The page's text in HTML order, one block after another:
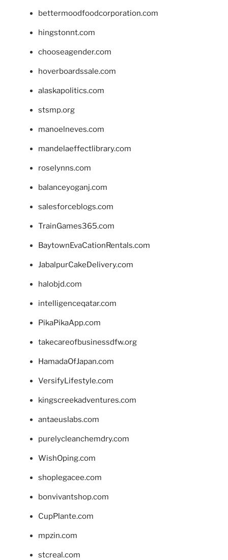
bettermoodfoodcorporation.com
hingstonnt.com
chooseagender.com
hoverboardssale.com
alaskapolitics.com
stsmp.org
manoelneves.com
mandelaeffectlibrary.com
roselynns.com
balanceyoganj.com
salesforceblogs.com
TrainGames365.com
BaytownEvaCationRentals.com
JabalpurCakeDelivery.com
halobjd.com
intelligenceqatar.com
PikaPikaApp.com
takecareofbusinessdfw.org
HamadaOfJapan.com
VersifyLifestyle.com
kingscreekadventures.com
antaeuslabs.com
purelycleanchemdry.com
WishOping.com
shoplegacee.com
bonvivantshop.com
CupPlante.com
mpzin.com
stcreal.com